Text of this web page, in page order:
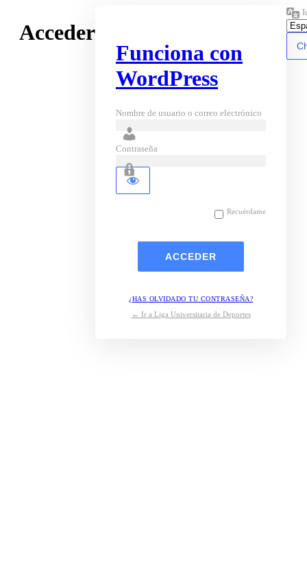
Acceder
Funciona con
WordPress
Nombre de usuario o correo electrónico
Contraseña
Recuérdame
¿HAS OLVIDADO TU CONTRASEÑA?
← Ir a Liga Universitaria de Deportes